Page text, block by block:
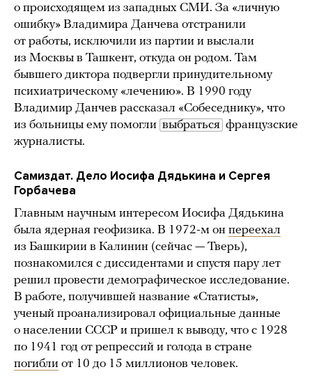
о происходящем из западных СМИ. За «личную
ошибку» Владимира Данчева отстранили
от работы, исключили из партии и выслали
из Москвы в Ташкент, откуда он родом. Там
бывшего диктора подвергли принудительному
психиатрическому «лечению». В 1990 году
Владимир Данчев рассказал «Собеседнику», что
из больницы ему помогли выбраться французские
журналисты.
Самиздат. Дело Иосифа Дядькина и Сергея
Горбачева
Главным научным интересом Иосифа Дядькина
была ядерная геофизика. В 1972-м он переехал
из Башкирии в Калинин (сейчас — Тверь),
познакомился с диссидентами и спустя пару лет
решил провести демографическое исследование.
В работе, получившей название «Статисты»,
ученый проанализировал официальные данные
о населении СССР и пришел к выводу, что с 1928
по 1941 год от репрессий и голода в стране
погибли от 10 до 15 миллионов человек.